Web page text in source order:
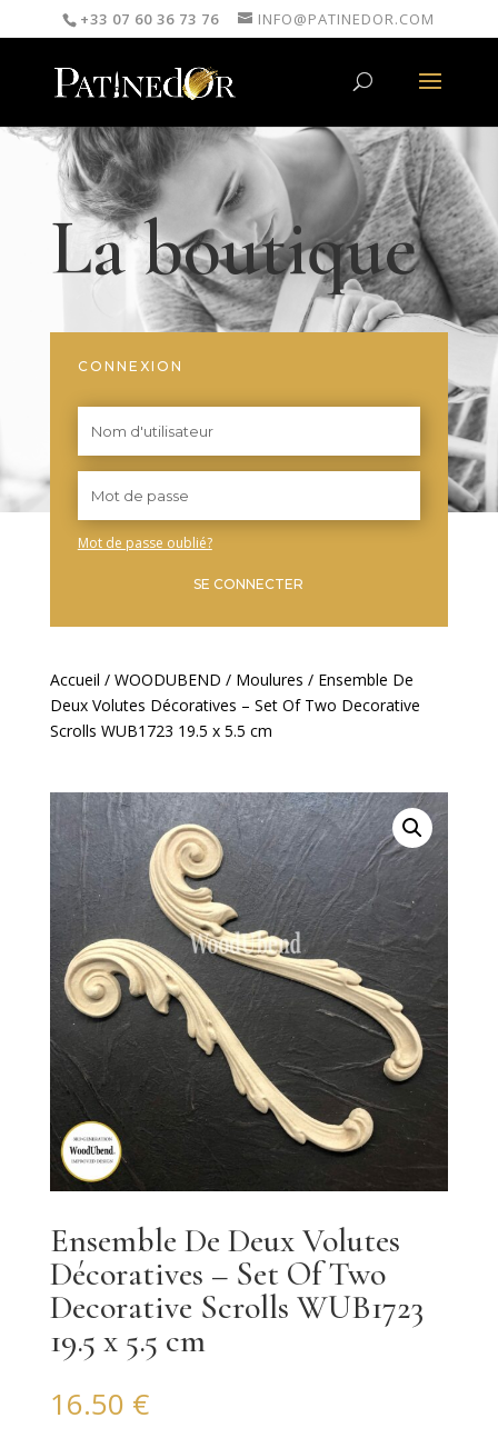
+33 07 60 36 73 76 INFO@PATINEDOR.COM
La boutique
CONNEXION
Mot de passe oublié?
SE CONNECTER
Accueil / WOODUBEND / Moulures / Ensemble De
Deux Volutes Décoratives – Set Of Two Decorative
Scrolls WUB1723 19.5 x 5.5 cm
Ensemble De Deux Volutes
Décoratives – Set Of Two
Decorative Scrolls WUB1723
19.5 x 5.5 cm
16.50 €